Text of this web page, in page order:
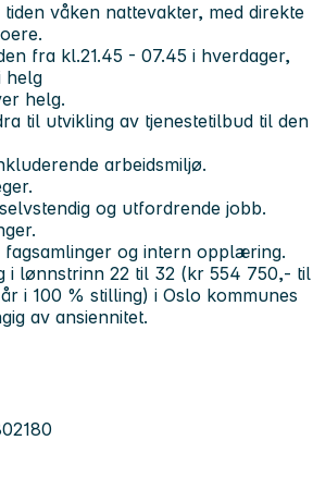
våken nattevakter, med direkte
fra kl.21.45 - 07.45 i hverdager,
helg
helg.
til utvikling av tjenestetilbud til den
arbeidsmiljø.
og utfordrende jobb.
fagsamlinger og intern opplæring.
i lønnstrinn 22 til 32 (kr 554 750,- til
i 100 % stilling) i Oslo kommunes
av ansiennitet.